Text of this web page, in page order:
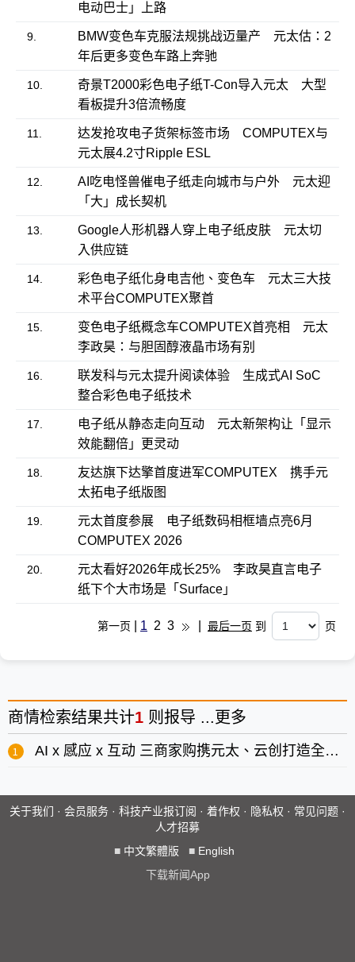
电动巴士」上路
9.
BMW变色车克服法规挑战迈量产 元太估：2
年后更多变色车路上奔驰
10.
奇景T2000彩色电子纸T-Con导入元太 大型
看板提升3倍流畅度
11.
达发抢攻电子货架标签市场 COMPUTEX与
元太展4.2寸Ripple ESL
12.
AI吃电怪兽催电子纸走向城市与户外 元太迎
「大」成长契机
13.
Google人形机器人穿上电子纸皮肤 元太切
入供应链
14.
彩色电子纸化身电吉他、变色车 元太三大技
术平台COMPUTEX聚首
15.
变色电子纸概念车COMPUTEX首亮相 元太
李政昊：与胆固醇液晶市场有别
16.
联发科与元太提升阅读体验 生成式AI SoC
整合彩色电子纸技术
17.
电子纸从静态走向互动 元太新架构让「显示
效能翻倍」更灵动
18.
友达旗下达擎首度进军COMPUTEX 携手元
太拓电子纸版图
19.
元太首度参展 电子纸数码相框墙点亮6月
COMPUTEX 2026
20.
元太看好2026年成长25% 李政昊直言电子
纸下个大市场是「Surface」
第一页 1 2 3 最后一页 到 页
商情检索结果共计1 则报导 ... 更多
AI x 感应 x 互动 三商家购携元太、云创打造全新智能零售
关于我们 · 会员服务 · 科技产业报订阅 · 着作权 · 隐私权 · 常见问题 ·
人才招募
■ 中文繁體版 ■ English
下载新闻App